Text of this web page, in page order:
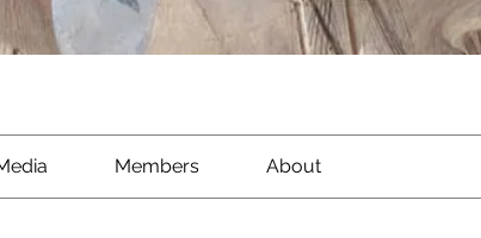
Members About